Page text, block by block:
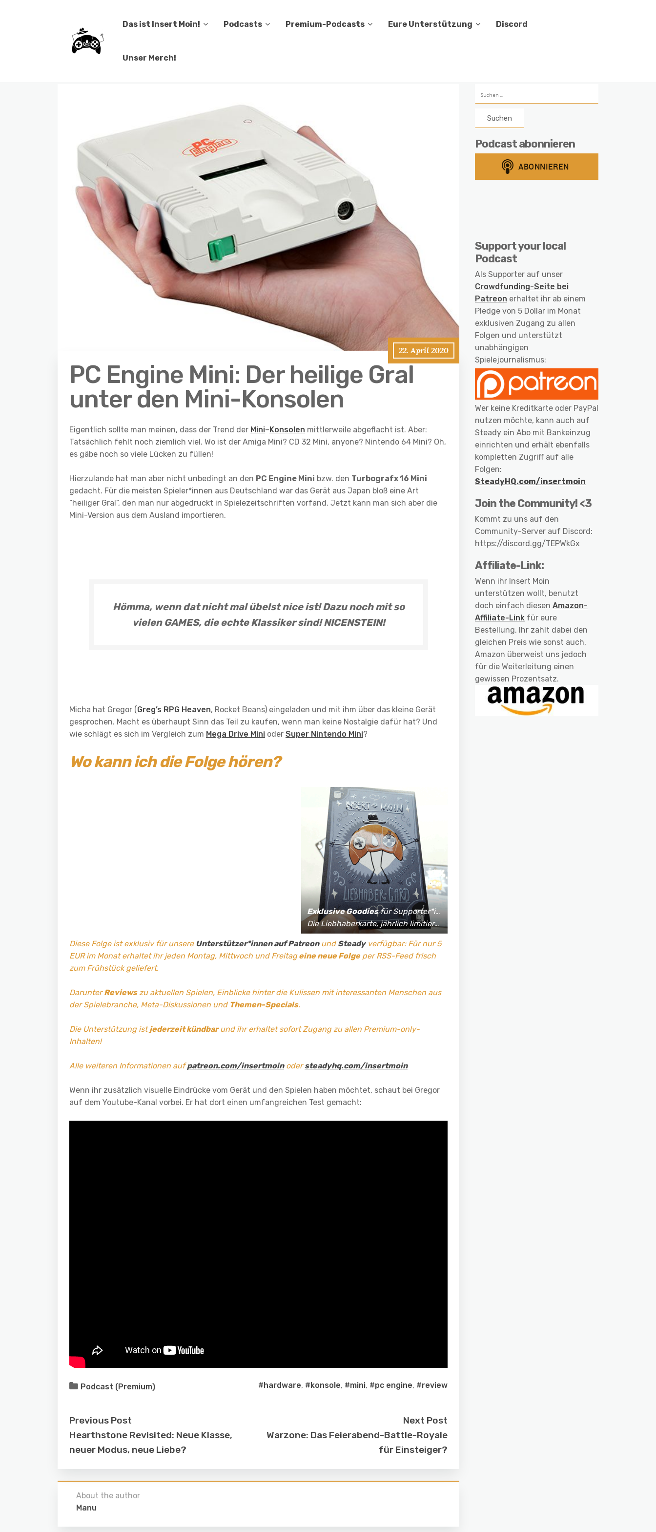
Das ist Insert Moin! Podcasts Premium-Podcasts Eure Unterstützung Discord
Unser Merch!
22. April 2020
PC Engine Mini: Der heilige Gral
unter den Mini-Konsolen
Eigentlich sollte man meinen, dass der Trend der Mini–Konsolen mittlerweile abgeflacht ist. Aber:
Tatsächlich fehlt noch ziemlich viel. Wo ist der Amiga Mini? CD 32 Mini, anyone? Nintendo 64 Mini? Oh,
es gäbe noch so viele Lücken zu füllen!
Hierzulande hat man aber nicht unbedingt an den PC Engine Mini bzw. den Turbografx 16 Mini
gedacht. Für die meisten Spieler*innen aus Deutschland war das Gerät aus Japan bloß eine Art
“heiliger Gral”, den man nur abgedruckt in Spielezeitschriften vorfand. Jetzt kann man sich aber die
Mini-Version aus dem Ausland importieren.
Hömma, wenn dat nicht mal übelst nice ist! Dazu noch mit so
vielen GAMES, die echte Klassiker sind!NICENSTEIN!
Micha hat Gregor (Greg’s RPG Heaven, Rocket Beans) eingeladen und mit ihm über das kleine Gerät
gesprochen. Macht es überhaupt Sinn das Teil zu kaufen, wenn man keine Nostalgie dafür hat? Und
wie schlägt es sich im Vergleich zum Mega Drive Mini oder Super Nintendo Mini?
Wo kann ich die Folge hören?
Exklusive Goodiesfür Supporter*innen:
Die Liebhaberkarte, jährlich limitierte Fan-Shirts und vieles mehr!
Diese Folge ist exklusiv für unsere Unterstützer*innen auf Patreonund Steadyverfügbar: Für nur 5
EUR im Monat erhaltet ihr jeden Montag, Mittwoch und Freitageine neue Folgeper RSS-Feed frisch
zum Frühstück geliefert.
DarunterReviewszu aktuellen Spielen, Einblicke hinter die Kulissen mit interessanten Menschen aus
der Spielebranche, Meta-Diskussionen und Themen-Specials.
Die Unterstützung istjederzeit kündbarund ihr erhaltet sofort Zugang zu allen Premium-only-
Inhalten!
Alle weiteren Informationen aufpatreon.com/insertmoinodersteadyhq.com/insertmoin
Wenn ihr zusätzlich visuelle Eindrücke vom Gerät und den Spielen haben möchtet, schaut bei Gregor
auf dem Youtube-Kanal vorbei. Er hat dort einen umfangreichen Test gemacht:
Podcast (Premium) #hardware, #konsole, #mini, #pc engine, #review
Previous Post
Hearthstone Revisited: Neue Klasse,
neuer Modus, neue Liebe?
Next Post
Warzone: Das Feierabend-Battle-Royale
für Einsteiger?
About the author
Manu
nach:
Podcast abonnieren
Support your local
Podcast
Als Supporter auf unser
Crowdfunding-Seite bei
Patreon erhaltet ihr ab einem
Pledge von 5 Dollar im Monat
exklusiven Zugang zu allen
Folgen und unterstützt
unabhängigen
Spielejournalismus:
Wer keine Kreditkarte oder PayPal
nutzen möchte, kann auch auf
Steady ein Abo mit Bankeinzug
einrichten und erhält ebenfalls
kompletten Zugriff auf alle
Folgen:
SteadyHQ.com/insertmoin
Join the Community! <3
Kommt zu uns auf den
Community-Server auf Discord:
https://discord.gg/TEPWkGx
Affiliate-Link:
Wenn ihr Insert Moin
unterstützen wollt, benutzt
doch einfach diesen Amazon-
Affiliate-Link für eure
Bestellung. Ihr zahlt dabei den
gleichen Preis wie sonst auch,
Amazon überweist uns jedoch
für die Weiterleitung einen
gewissen Prozentsatz.